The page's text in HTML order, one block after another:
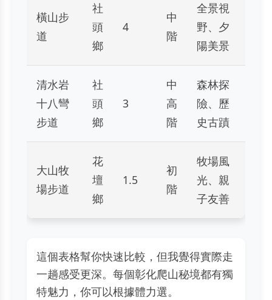
橫山步
道
社
頭
鄉
4
中
階
全景視
野、夕
陽美景
清水岩
十八彎
步道
社
頭
鄉
3
中
高
階
森林探
險、歷
史古蹟
大山牧
場步道
花
壇
鄉
1.5
初
階
牧場風
光、親
子友善
這個表格幫你快速比較，但我覺得實際走
一趟感受更深。每個彰化爬山秘境都有獨
特魅力，你可以根據體力選。